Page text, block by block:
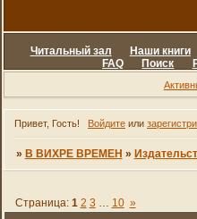
Читальный зал Наши книги
FAQ
Поиск
Привет, Гость! Войдитеили
» В ВИХРЕ ВРЕМЕН »
Страница: 1 2 3 … 10 »